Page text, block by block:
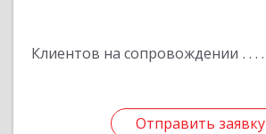
Клиентов на сопровождении
Отправить заявку
Отправить заявку